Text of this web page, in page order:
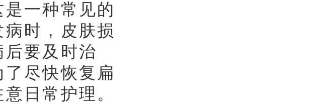
一种常见的
时，皮肤损
要及时治
尽快恢复扁
日常护理。